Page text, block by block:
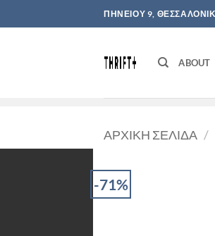
στο
ΠΗΝΕΙΟΥ 9,
ABOUT
ΑΡΧΙΚΉ ΣΕΛΊΔΑ /
-71%